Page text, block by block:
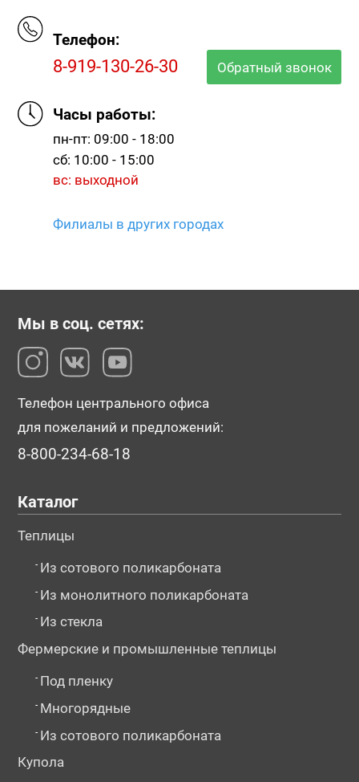
Телефон:
8-919-130-26-30 Обратный звонок
Часы работы:
пн-пт: 09:00 - 18:00
сб: 10:00 - 15:00
вс: выходной
Филиалы в других городах
Мы в соц. сетях:
Телефон центрального офиса
для пожеланий и предложений:
8-800-234-68-18
Каталог
Теплицы
- Из сотового поликарбоната
- Из монолитного поликарбоната
- Из стекла
Фермерские и промышленные теплицы
- Под пленку
- Многорядные
- Из сотового поликарбоната
Купола